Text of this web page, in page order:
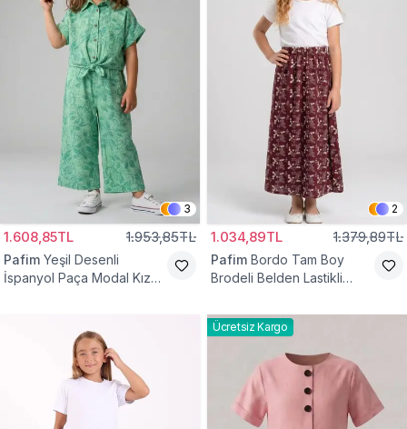
3
1.608,85TL 1.953,85TL
Pafim Yeşil Desenli
İspanyol Paça Modal Kız
2
1.034,89TL 1.379,89TL
Pafim Bordo Tam Boy
Brodeli Belden Lastikli
Ücretsiz Kargo